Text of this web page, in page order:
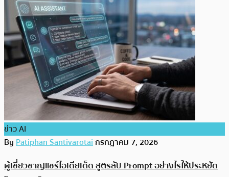
ข่าว AI
ByPatiphan Santivarotaiกรกฎาคม 7, 2026
ผู้เชี่ยวชาญแชร์ไอเดียเด็ด สูตรลับ Prompt อย่างไรให้ประหยัด